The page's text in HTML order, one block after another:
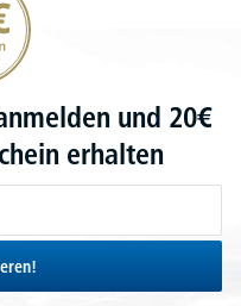
und 20€
erhalten